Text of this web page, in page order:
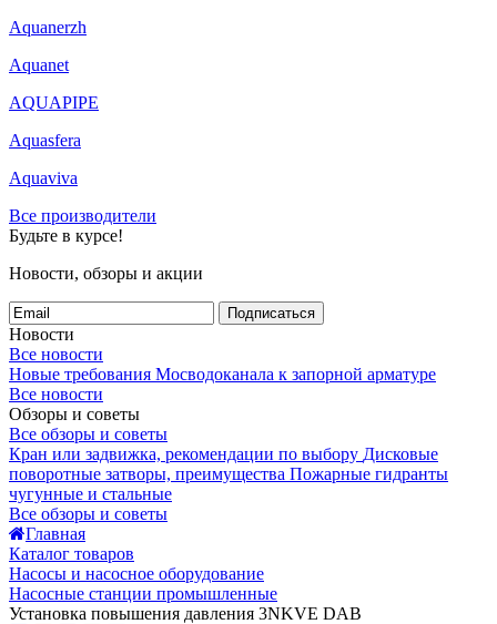
Aquanerzh
Aquanet
AQUAPIPE
Aquasfera
Aquaviva
Все производители
Будьте в курсе!
Новости, обзоры и акции
Подписаться
Новости
Все новости
Новые требования Мосводоканала к запорной арматуре
Все новости
Обзоры и советы
Все обзоры и советы
Кран или задвижка, рекомендации по выбору Дисковые
поворотные затворы, преимущества Пожарные гидранты
чугунные и стальные
Все обзоры и советы
Главная
Каталог товаров
Насосы и насосное оборудование
Насосные станции промышленные
Установка повышения давления 3NKVE DAB